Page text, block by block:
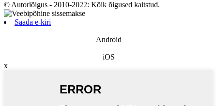
© Autoriõigus - 2010-2022: Kõik õigused kaitstud.
Saada e-kiri
Android
iOS
x